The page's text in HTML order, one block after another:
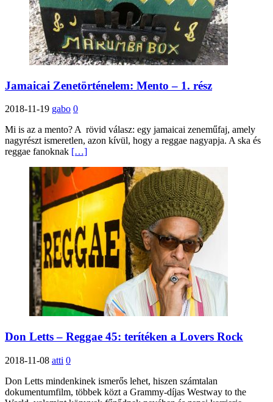
Jamaicai Zenetörténelem: Mento – 1. rész
2018-11-19 gabo 0
Mi is az a mento? A rövid válasz: egy jamaicai zeneműfaj, amely
nagyrészt ismeretlen, azon kívül, hogy a reggae nagyapja. A ska és
reggae fanoknak […]
Don Letts – Reggae 45: terítéken a Lovers Rock
2018-11-08 atti 0
Don Letts mindenkinek ismerős lehet, hiszen számtalan
dokumentumfilm, többek közt a Grammy-díjas Westway to the